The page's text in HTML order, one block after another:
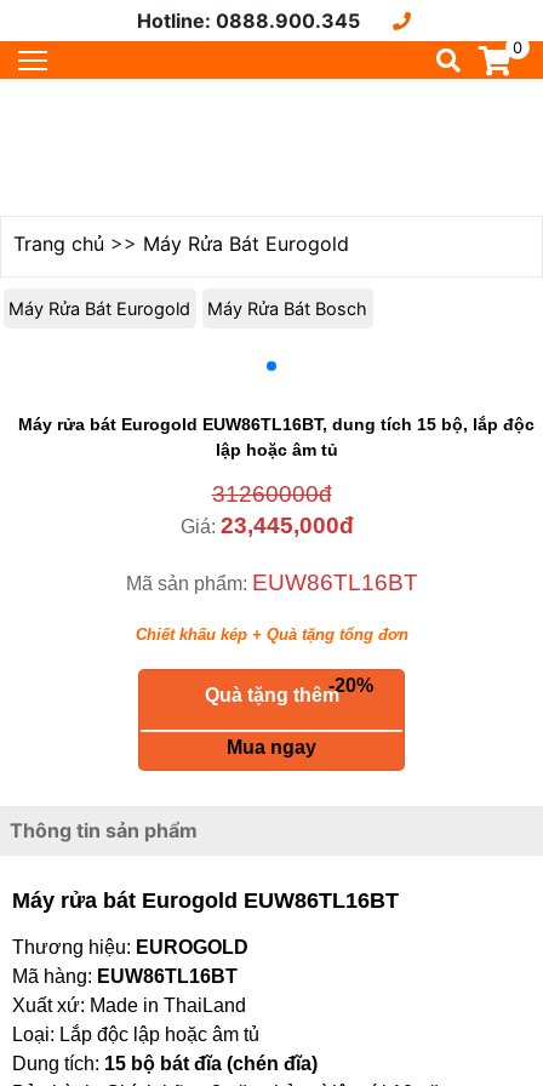
Hotline: 0888.900.345
0
Trang chủ >> Máy Rửa Bát Eurogold
Máy Rửa Bát Eurogold Máy Rửa Bát Bosch
Máy rửa bát Eurogold EUW86TL16BT, dung tích 15 bộ, lắp độc
lập hoặc âm tủ
31260000đ
Giá: 23,445,000đ
Mã sản phẩm: EUW86TL16BT
Chiết khấu kép + Quà tặng tổng đơn
-20%
Quà tặng thêmkeyboard_return
Mua ngay
Máy rửa bát Eurogold EUW86TL16BT
Mã hàng:EUW86TL16BT
Xuất xứ: Made in ThaiLand
Loại: Lắp độc lập hoặc âm tủ
Dung tích:15 bộ bát đĩa (chén đĩa)
Bảo hành: Chính hãng 3 năm, bảo trì lên tới 10 năm.